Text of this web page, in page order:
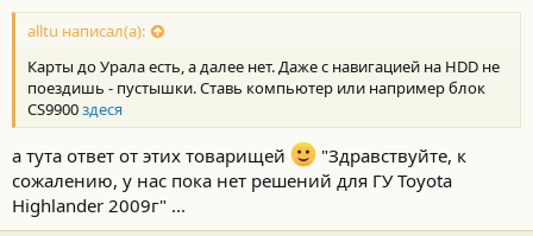
alltu написал(а):
Карты до Урала есть, а далее нет. Даже с навигацией на HDD не
поездишь - пустышки. Ставь компьютер или например блок
CS9900здеся
а тута ответ от этих товарищей
"Здравствуйте, к
сожалению, у нас пока нет решений для ГУ Toyota
Highlander 2009г" ...